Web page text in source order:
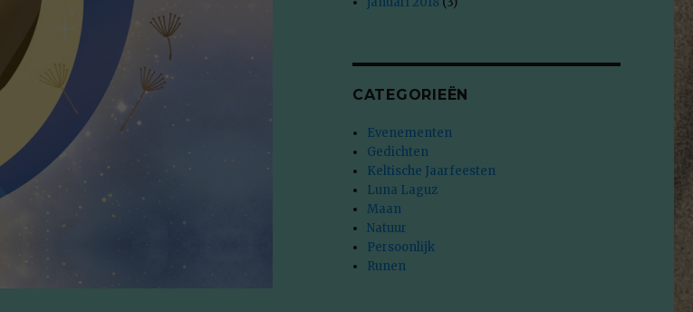
CATEGORIEËN
Evenementen
Gedichten
Keltische Jaarfeesten
Luna Laguz
Maan
Natuur
Persoonlijk
Runen